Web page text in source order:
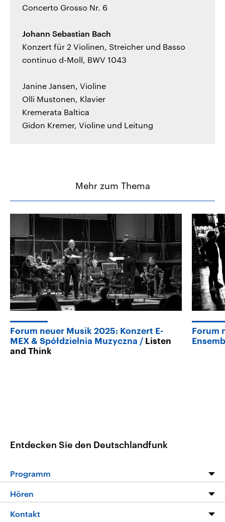
Concerto Grosso Nr. 6
Johann Sebastian Bach
Konzert für 2 Violinen, Streicher und Basso
continuo d-Moll, BWV 1043
Janine Jansen, Violine
Olli Mustonen, Klavier
Kremerata Baltica
Gidon Kremer, Violine und Leitung
Mehr zum Thema
Forum neuer Musik 2025: Konzert E-
MEX & Spółdzielnia Muzyczna
Listen
and Think
Forum
Entdecken Sie den Deutschlandfunk
Programm
Programm
Hören
Livestream
Kontakt